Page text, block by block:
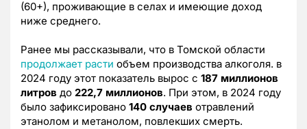
(60+), проживающие в селах и имеющие доход
ниже среднего.
Ранее мы рассказывали, что в Томской области
продолжает расти объем производства алкоголя. в
2024 году этот показатель вырос с 187 миллионов
литров до 222,7 миллионов. При этом, в 2024 году
было зафиксировано 140 случаев отравлений
этанолом и метанолом, повлекших смерть.